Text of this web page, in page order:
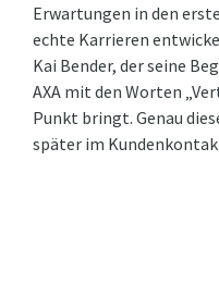
Erwartungen in den
echte Karrieren
Kai Bender, der seine
AXA mit den Worten
Punkt bringt. Genau
später im